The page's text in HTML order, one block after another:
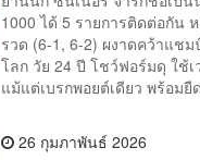
1000 ได้ 5 รายการติดต่อกัน
รวด (6-1, 6-2) ผงาดคว้าแช
โลก วัย 24 ปี โชว์ฟอร์มดุ ใช้
แม้แต่เบรกพอยต์เดียว พร้อม
26 กุมภาพันธ์ 2026